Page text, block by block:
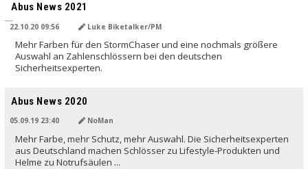
Abus News 2021
22.10.20 09:56 Luke Biketalker/PM
Mehr Farben für den StormChaser und eine nochmals größere
Auswahl an Zahlenschlössern bei den deutschen
Sicherheitsexperten.
Abus News 2020
05.09.19 23:40 NoMan
Mehr Farbe, mehr Schutz, mehr Auswahl. Die Sicherheitsexperten
aus Deutschland machen Schlösser zu Lifestyle-Produkten und
Helme zu Notrufsäulen ...